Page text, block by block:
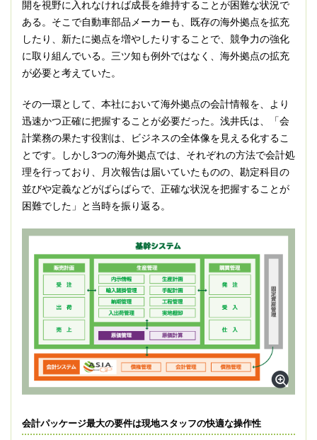
開を視野に入れなければ成長を維持することが困難な状況で
ある。そこで自動車部品メーカーも、既存の海外拠点を拡充
したり、新たに拠点を増やしたりすることで、競争力の強化
に取り組んでいる。三ツ知も例外ではなく、海外拠点の拡充
が必要と考えていた。
その一環として、本社において海外拠点の会計情報を、より
迅速かつ正確に把握することが必要だった。浅井氏は、「会
計業務の果たす役割は、ビジネスの全体像を見える化するこ
とです。しかし3つの海外拠点では、それぞれの方法で会計処
理を行っており、月次報告は届いていたものの、勘定科目の
並びや定義などがばらばらで、正確な状況を把握することが
困難でした」と当時を振り返る。
会計パッケージ最大の要件は現地スタッフの快適な操作性